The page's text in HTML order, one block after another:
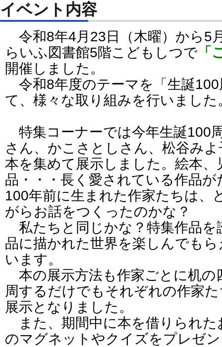
イベント内容
令和8年4月23日（木曜）から5
らいふ図書館5階こどもしつで 「
開催しました。
令和8年度のテーマを「生誕
て、様々な取り組みを行いました
特集コーナーでは今年生誕100
さん、かこさとしさん、松谷み
本を集めて展示しました。絵本、
品・・・長く愛されている作品
100年前に生まれた作家たちは、
がらお話をつくったのかな？
私たちと同じかな？特集作品を
品に描かれた世界を楽しんでも
います。
本の展示方法も作家ごとに机の
周するだけでもそれぞれの作家
展示となりました。
また、期間中に本を借りられた
のマグネットやクイズをプレゼ